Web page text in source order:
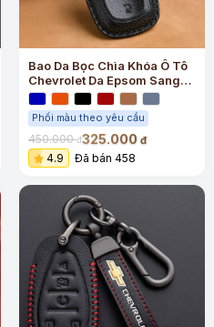
Bao Da Bọc Chìa Khóa Ô Tô
Chevrolet Da Epsom Sang
Trọng
Phối màu theo yêu cầu
450.000đ325.000 đ
4.9 Đã bán 458